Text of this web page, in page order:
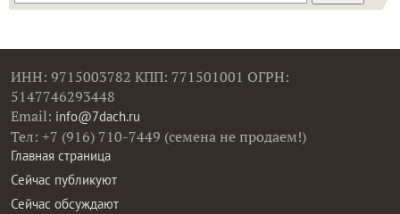
ИНН: 9715003782 КПП: 771501001 ОГРН:
5147746293448
Email: info@7dach.ru
Тел: +7 (916) 710-7449 (семена не продаем!)
Главная страница
Сейчас публикуют
Сейчас обсуждают